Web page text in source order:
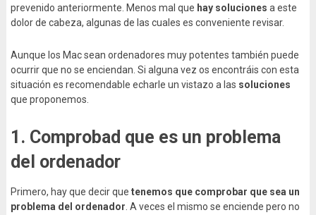
prevenido anteriormente. Menos mal que hay soluciones a este
dolor de cabeza, algunas de las cuales es conveniente revisar.
Aunque los Mac sean ordenadores muy potentes también puede
ocurrir que no se enciendan. Si alguna vez os encontráis con esta
situación es recomendable echarle un vistazo a las soluciones
que proponemos.
1. Comprobad que es un problema
del ordenador
Primero, hay que decir que tenemos que comprobar que sea un
problema del ordenador. A veces el mismo se enciende pero no